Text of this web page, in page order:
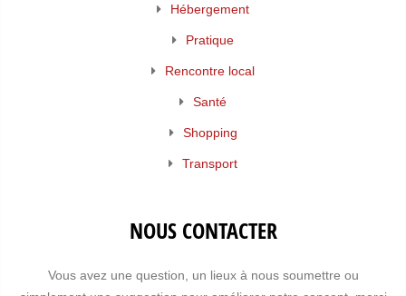
Hébergement
Pratique
Rencontre local
Santé
Shopping
Transport
NOUS CONTACTER
Vous avez une question, un lieux à nous soumettre ou